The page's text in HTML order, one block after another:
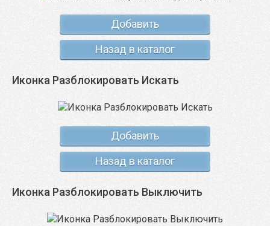
Добавить
Назад в каталог
Иконка Разблокировать Искать
Добавить
Назад в каталог
Иконка Разблокировать Выключить